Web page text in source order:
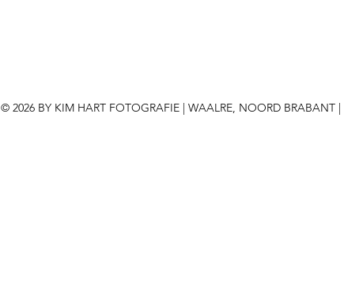
© 2026 BY KIM HART FOTOGRAFIE | WAALRE, NOORD BRABANT |